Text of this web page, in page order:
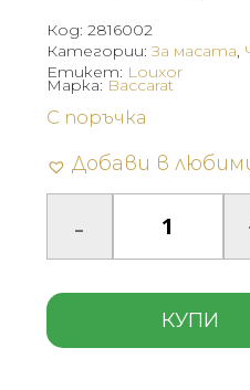
Код: 2816002
Категории:За масата,
Етикет: Louxor
С поръчка
Добави в
КУПИ
Марка: Baccarat